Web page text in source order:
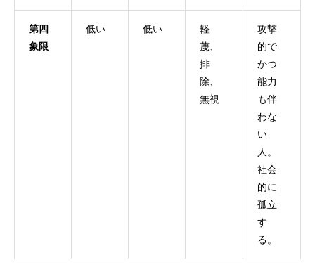
第四
象限
低い 低い
軽
蔑、
排
除、
無視
攻撃
的で
かつ
能力
も伴
わな
い
人。
社会
的に
孤立
す
る。